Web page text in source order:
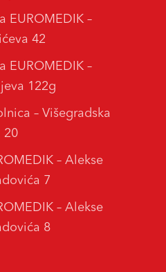
EUROMEDIK –
42
EUROMEDIK –
122g
– Višegradska
20
– Alekse
7
– Alekse
8